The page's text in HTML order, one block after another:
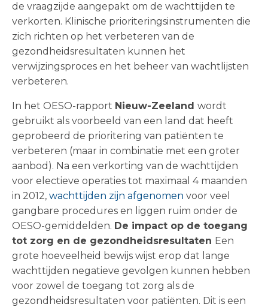
de vraagzijde aangepakt om de wachttijden te
verkorten. Klinische prioriteringsinstrumenten die
zich richten op het verbeteren van de
gezondheidsresultaten kunnen het
verwijzingsproces en het beheer van wachtlijsten
verbeteren.
In het OESO-rapport Nieuw-Zeeland wordt
gebruikt als voorbeeld van een land dat heeft
geprobeerd de prioritering van patiënten te
verbeteren (maar in combinatie met een groter
aanbod). Na een verkorting van de wachttijden
voor electieve operaties tot maximaal 4 maanden
in 2012, wachttijden zijn afgenomen voor veel
gangbare procedures en liggen ruim onder de
OESO-gemiddelden. De impact op de toegang
tot zorg en de gezondheidsresultaten Een
grote hoeveelheid bewijs wijst erop dat lange
wachttijden negatieve gevolgen kunnen hebben
voor zowel de toegang tot zorg als de
gezondheidsresultaten voor patiënten. Dit is een